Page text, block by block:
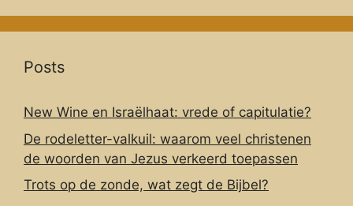
Posts
New Wine en Israëlhaat: vrede of capitulatie?
De rodeletter-valkuil: waarom veel christenen
de woorden van Jezus verkeerd toepassen
Trots op de zonde, wat zegt de Bijbel?